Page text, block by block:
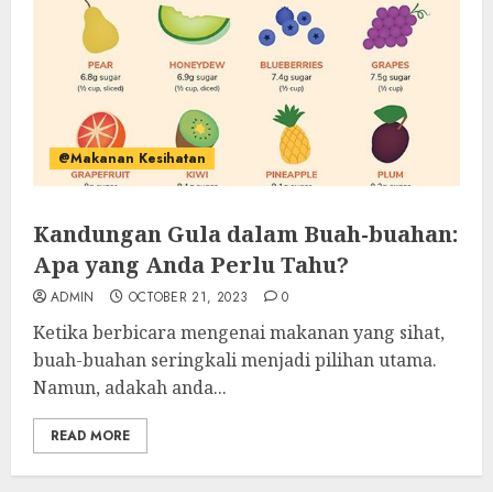
@Makanan Kesihatan
Kandungan Gula dalam Buah-buahan:
Apa yang Anda Perlu Tahu?
ADMIN OCTOBER 21, 2023 0
Ketika berbicara mengenai makanan yang sihat,
buah-buahan seringkali menjadi pilihan utama.
Namun, adakah anda...
READ MORE